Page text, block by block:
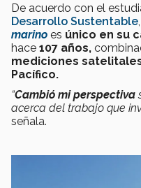
De acuerdo con el
Desarrollo Sustentable
marino es único en su
hace 107 años,
mediciones
Pacífico.
“Cambió mi perspectiva
acerca del trabajo que
señala.